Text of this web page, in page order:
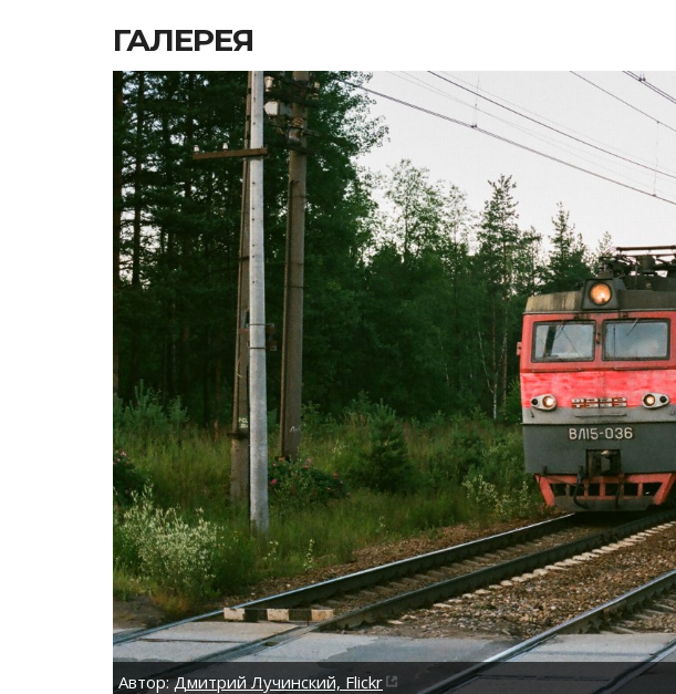
ГАЛЕРЕЯ
Автор:Дмитрий Лучинский, Flickr